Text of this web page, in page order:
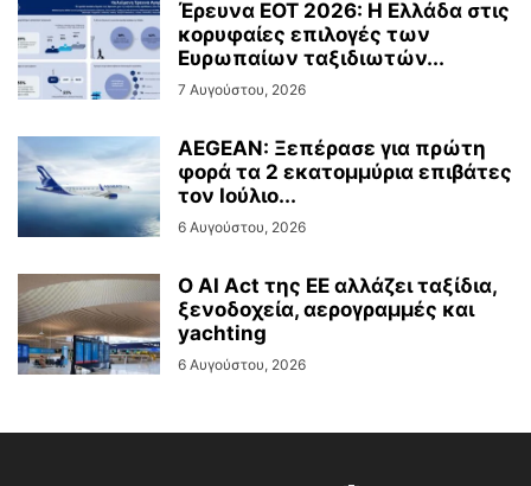
Έρευνα ΕΟΤ 2026: Η Ελλάδα στις
κορυφαίες επιλογές των
Ευρωπαίων ταξιδιωτών...
7 Αυγούστου, 2026
AEGEAN: Ξεπέρασε για πρώτη
φορά τα 2 εκατομμύρια επιβάτες
τον Ιούλιο...
6 Αυγούστου, 2026
Ο AI Act της ΕΕ αλλάζει ταξίδια,
ξενοδοχεία, αερογραμμές και
yachting
6 Αυγούστου, 2026